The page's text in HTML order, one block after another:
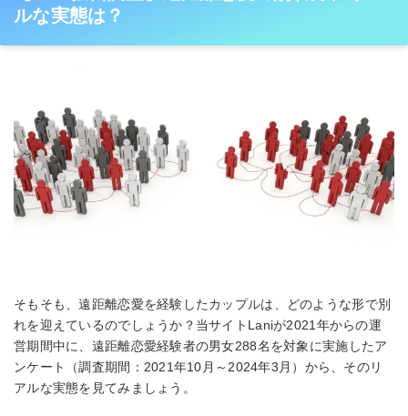
ルな実態は？
そもそも、遠距離恋愛を経験したカップルは、どのような形で別
れを迎えているのでしょうか？当サイトLaniが2021年からの運
営期間中に、遠距離恋愛経験者の男女288名を対象に実施したア
ンケート（調査期間：2021年10月～2024年3月）から、そのリ
アルな実態を見てみましょう。